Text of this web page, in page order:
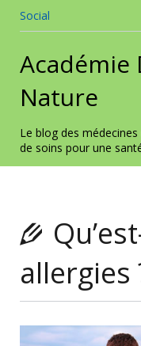
Social
Académie
Nature
Le blog des
de soins pour une
allergies